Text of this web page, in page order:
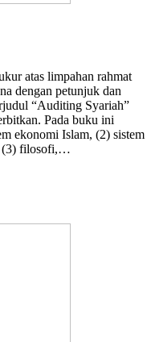
atas limpahan rahmat
dengan petunjuk dan
“Auditing Syariah”
Pada buku ini
ekonomi Islam, (2) sistem
(3) filosofi,…